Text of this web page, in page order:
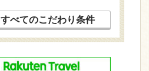
すべてのこだわり条件